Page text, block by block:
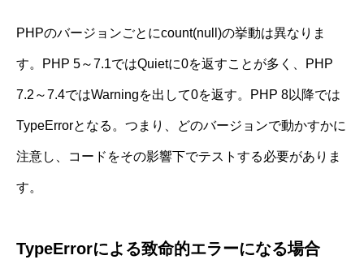
PHPのバージョンごとにcount(null)の挙動は異なりま
す。PHP 5～7.1ではQuietに0を返すことが多く、PHP
7.2～7.4ではWarningを出して0を返す。PHP 8以降では
TypeErrorとなる。つまり、どのバージョンで動かすかに
注意し、コードをその影響下でテストする必要がありま
す。
TypeErrorによる致命的エラーになる場合